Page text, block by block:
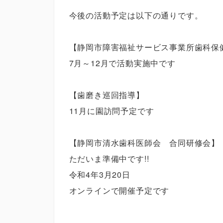
今後の活動予定は以下の通りです。
【静岡市障害福祉サービス事業所歯科
7月～12月で活動実施中です
【歯磨き巡回指導】
11月に園訪問予定です
【静岡市清水歯科医師会 合同研修会】
ただいま準備中です!!
令和4年3月20日
オンラインで開催予定です